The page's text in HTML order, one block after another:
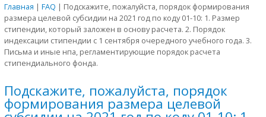
Главная | FAQ | Подскажите, пожалуйста, порядок формирования
размера целевой субсидии на 2021 год по коду 01-10: 1. Размер
стипендии, который заложен в основу расчета. 2. Порядок
индексации стипендии с 1 сентября очередного учебного года. 3.
Письма и иные нпа, регламентирующие порядок расчета
стипендиального фонда.
Подскажите, пожалуйста, порядок
формирования размера целевой